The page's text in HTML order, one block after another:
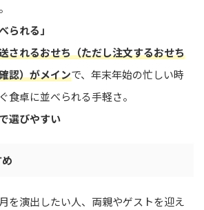
られる」
されるおせち（ただし注文するおせち
認）がメインで、年末年始の忙しい時
食卓に並べられる手軽さ。
選びやすい
を演出したい人、両親やゲストを迎え